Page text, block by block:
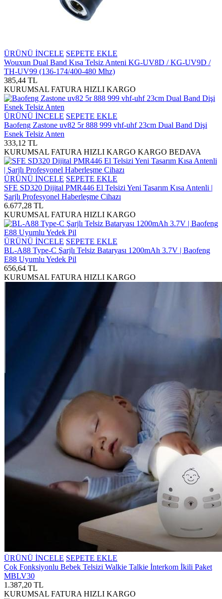
ÜRÜNÜ İNCELE SEPETE EKLE
Wouxun Dual Band Kısa Telsiz Anteni KG-UV8D / KG-UV9D /
TH-UV99 (136-174/400-480 Mhz)
385,44 TL
KURUMSAL FATURA HIZLI KARGO
ÜRÜNÜ İNCELE SEPETE EKLE
Baofeng Zastone uv82 5r 888 999 vhf-uhf 23cm Dual Band Dişi
Esnek Telsiz Anten
333,12 TL
KURUMSAL FATURA HIZLI KARGO KARGO BEDAVA
ÜRÜNÜ İNCELE SEPETE EKLE
SFE SD320 Dijital PMR446 El Telsizi Yeni Tasarım Kısa Antenli |
Şarjlı Profesyonel Haberleşme Cihazı
6.677,28 TL
KURUMSAL FATURA HIZLI KARGO
ÜRÜNÜ İNCELE SEPETE EKLE
BL-A88 Type-C Şarjlı Telsiz Bataryası 1200mAh 3.7V | Baofeng
E88 Uyumlu Yedek Pil
656,64 TL
KURUMSAL FATURA HIZLI KARGO
ÜRÜNÜ İNCELE SEPETE EKLE
Çok Fonksiyonlu Bebek Telsizi Walkie Talkie İnterkom İkili Paket
MBLV30
1.387,20 TL
KURUMSAL FATURA HIZLI KARGO